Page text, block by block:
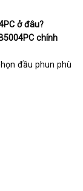
ở đâu?
chính
đầu phun phù